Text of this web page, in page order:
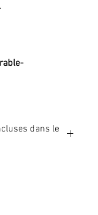
dans le